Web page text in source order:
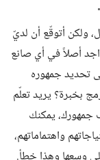
ولكن أتوقّع أن لديّ
أصلاً في أي صانع
تحديد جمهوره
بخبرة؟ يريد تعلّم
جمهورك، يمكنك
واهتماماتهم،